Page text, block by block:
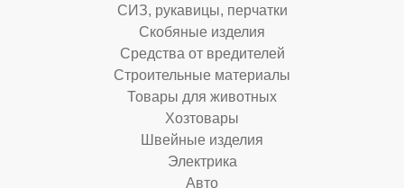
СИЗ, рукавицы, перчатки
Скобяные изделия
Средства от вредителей
Строительные материалы
Товары для животных
Хозтовары
Швейные изделия
Электрика
Авто